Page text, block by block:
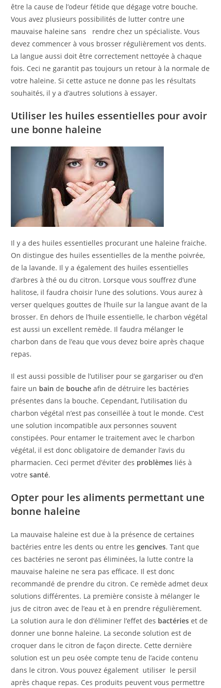
être la cause de l’odeur fétide que dégage votre bouche.
Vous avez plusieurs possibilités de lutter contre une
mauvaise haleine sans rendre chez un spécialiste. Vous
devez commencer à vous brosser régulièrement vos dents.
La langue aussi doit être correctement nettoyée à chaque
fois. Ceci ne garantit pas toujours un retour à la normale de
votre haleine. Si cette astuce ne donne pas les résultats
souhaités, il y a d’autres solutions à essayer.
Utiliser les huiles essentielles pour avoir
une bonne haleine
Il y a des huiles essentielles procurant une haleine fraiche.
On distingue des huiles essentielles de la menthe poivrée,
de la lavande. Il y a également des huiles essentielles
d’arbres à thé ou du citron. Lorsque vous souffrez d’une
halitose, il faudra choisir l’une des solutions. Vous aurez à
verser quelques gouttes de l’huile sur la langue avant de la
brosser. En dehors de l’huile essentielle, le charbon végétal
est aussi un excellent remède. Il faudra mélanger le
charbon dans de l’eau que vous devez boire après chaque
repas.
Il est aussi possible de l’utiliser pour se gargariser ou d’en
faire un bain de bouche afin de détruire les bactéries
présentes dans la bouche. Cependant, l’utilisation du
charbon végétal n’est pas conseillée à tout le monde. C’est
une solution incompatible aux personnes souvent
constipées. Pour entamer le traitement avec le charbon
végétal, il est donc obligatoire de demander l’avis du
pharmacien. Ceci permet d’éviter des problèmes liés à
votresanté.
Opter pour les aliments permettant une
bonne haleine
La mauvaise haleine est due à la présence de certaines
bactéries entre les dents ou entre lesgencives. Tant que
ces bactéries ne seront pas éliminées, la lutte contre la
mauvaise haleine ne sera pas efficace. Il est donc
recommandé de prendre du citron. Ce remède admet deux
solutions différentes. La première consiste à mélanger le
jus de citron avec de l’eau et à en prendre régulièrement.
La solution aura le don d’éliminer l’effet des bactéries et de
donner une bonne haleine. La seconde solution est de
croquer dans le citron de façon directe. Cette dernière
solution est un peu osée compte tenu de l’acide contenu
dans le citron. Vous pouvez également utiliser le persil
après chaque repas. Ces produits peuvent vous permettre